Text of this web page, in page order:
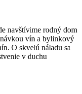
navštívime rodný dom
vín a bylinkový
O skvelú náladu sa
v duchu